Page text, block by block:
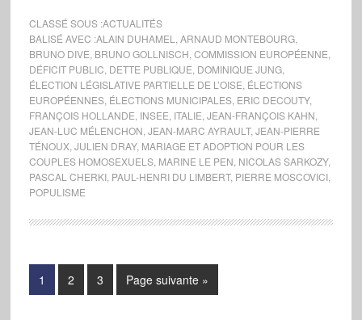
CLASSÉ SOUS :ACTUALITÉS
BALISÉ AVEC :ALAIN DUHAMEL ARNAUD MONTEBOURG,
BRUNO DIVE BRUNO GOLLNISCH COMMISSION EUROPÉENNE
DÉFICIT PUBLIC DETTE PUBLIQUE DOMINIQUE JUNG,
ÉLECTION LÉGISLATIVE PARTIELLE DE L’OISE ÉLECTIONS
EUROPÉENNES, ÉLECTIONS MUNICIPALES, ERIC DECOUTY,
FRANÇOIS HOLLANDE INSEE ITALIE JEAN-FRANÇOIS KAHN
JEAN-LUC MÉLENCHON JEAN-MARC AYRAULT, JEAN-PIERRE
TÉNOUX, JULIEN DRAY, MARIAGE ET ADOPTION POUR LES
COUPLES HOMOSEXUELS, MARINE LE PEN NICOLAS SARKOZY,
PASCAL CHERKI, PAUL-HENRI DU LIMBERT, PIERRE MOSCOVICI,
POPULISME
1 2 3 Page suivante »